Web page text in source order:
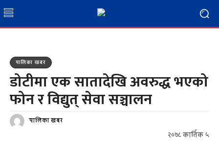
पालिका खबर
डोटीमा एक सातादेखि अवरुद्ध भएको
फोन र विद्युत् सेवा सञ्चालन
पालिका खबर
२०७८ कार्तिक ५